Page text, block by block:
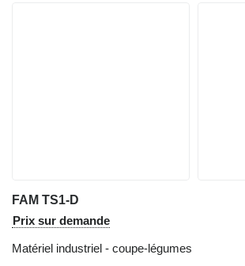
FAM TS1-D
Prix sur demande
Matériel industriel - coupe-légumes